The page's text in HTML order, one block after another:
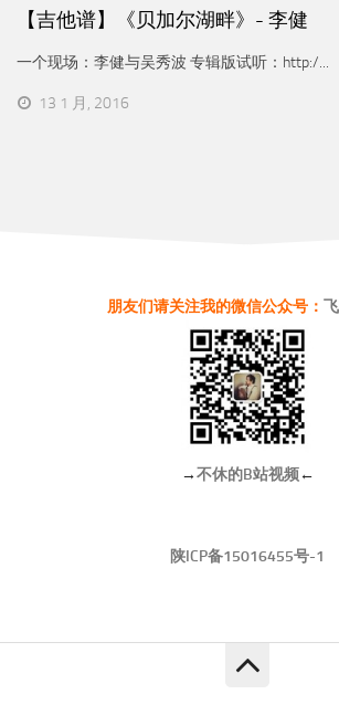
【吉他谱】《贝加尔湖畔》- 李健
一个现场：李健与吴秀波 专辑版试听：http:/...
13 1 月, 2016
朋友们请关注我的微信公众号：
→不休的B站视频←
陕ICP备15016455号-1